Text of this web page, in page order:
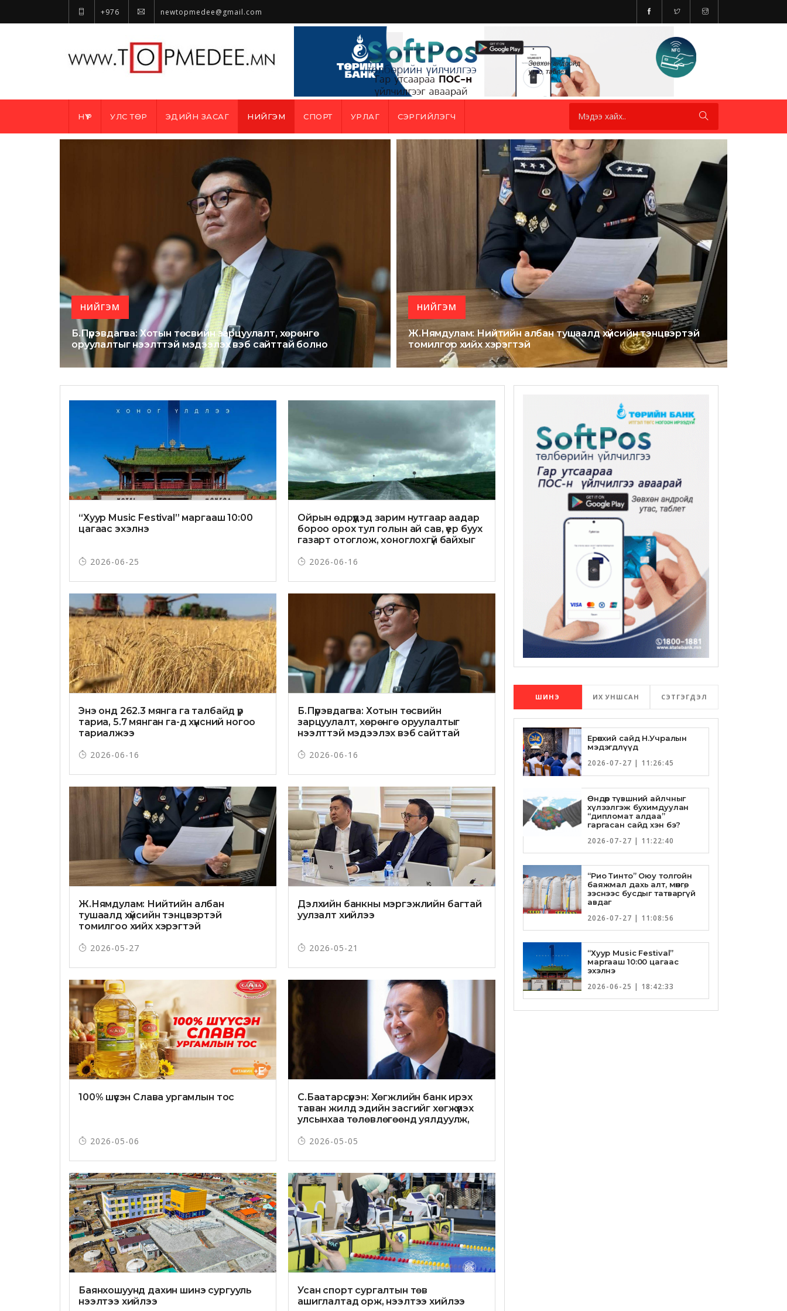
+976 newtopmedee@gmail.com
НҮҮР УЛС ТӨР ЭДИЙН ЗАСАГ НИЙГЭМ СПОРТ УРЛАГ СЭРГИЙЛЭГЧ
НИЙГЭМ
Б.Пүрэвдагва: Хотын төсвийн зарцуулалт, хөрөнгө
оруулалтыг нээлттэй мэдээлэх вэб сайттай болно
НИЙГЭМ
Ж.Нямдулам: Нийтийн албан тушаалд хүйсийн тэнцвэртэй
томилгоо хийх хэрэгтэй
“Хуур Music Festival” маргааш 10:00
цагаас эхэлнэ
2026-06-25
Ойрын өдрүүдэд зарим нутгаар аадар
бороо орох тул голын ай сав, үер буух
газарт отоглож, хоноглохгүй байхыг
2026-06-16
Энэ онд 262.3 мянга га талбайд үр
тариа, 5.7 мянган га-д хүнсний ногоо
тариалжээ
2026-06-16
Б.Пүрэвдагва: Хотын төсвийн
зарцуулалт, хөрөнгө оруулалтыг
нээлттэй мэдээлэх вэб сайттай
2026-06-16
Ж.Нямдулам: Нийтийн албан
тушаалд хүйсийн тэнцвэртэй
томилгоо хийх хэрэгтэй
2026-05-27
Дэлхийн банкны мэргэжлийн багтай
уулзалт хийлээ
2026-05-21
100% шүүсэн Слава ургамлын тос
2026-05-06
С.Баатарсүрэн: Хөгжлийн банк ирэх
таван жилд эдийн засгийг хөгжүүлэх
улсынхаа төлөвлөгөөнд уялдуулж,
онцгойлон анхаарч ажиллана
2026-05-05
Баянхошуунд дахин шинэ сургууль
нээлтээ хийлээ
Усан спорт сургалтын төв
ашиглалтад орж, нээлтээ хийлээ
ШИНЭ ИХ УНШСАН СЭТГЭГДЭЛ
Ерөнхий сайд Н.Учралын
мэдэгдлүүд
2026-07-27 | 11:26:45
Өндөр түвшний айлчныг
хүлээлгэж бухимдуулан
“дипломат алдаа”
гаргасан сайд хэн бэ?
2026-07-27 | 11:22:40
“Рио Тинто” Оюу толгойн
баяжмал дахь алт, мөнгө,
зэснээс бусдыг татваргүй
авдаг
2026-07-27 | 11:08:56
“Хуур Music Festival”
маргааш 10:00 цагаас
эхэлнэ
2026-06-25 | 18:42:33